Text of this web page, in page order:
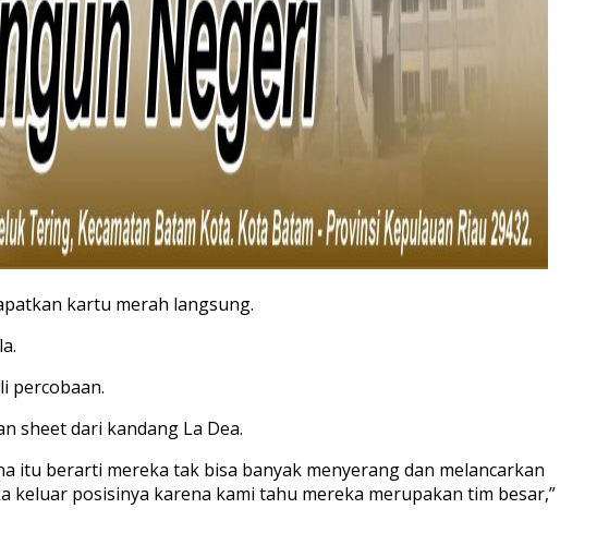
kartu merah langsung.
percobaan.
sheet dari kandang La Dea.
itu berarti mereka tak bisa banyak menyerang dan melancarkan
posisinya karena kami tahu mereka merupakan tim besar,”